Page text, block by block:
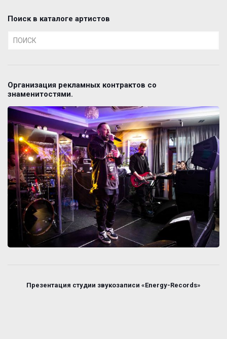
Поиск в каталоге артистов
Организация рекламных контрактов со
знаменитостями.
Презентация студии звукозаписи «Energy-Records»